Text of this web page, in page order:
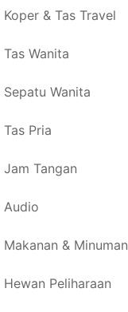
Koper & Tas Travel
Tas Wanita
Sepatu Wanita
Tas Pria
Jam Tangan
Audio
Makanan & Minuman
Hewan Peliharaan